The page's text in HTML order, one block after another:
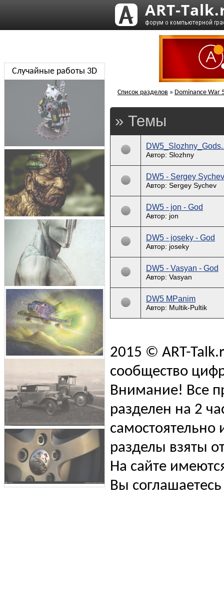
Список разделов » Dominance War
» Темы
Автор: Slozhny
DW5 - Sergey Sychev
Автор: Sergey Sychev
DW5 - jon - God
Автор: jon
DW5 - joseky - God
Автор: joseky
DW5 - Vasyan - God
Автор: Vasyan
DW5 MPanim
Автор: Multik-Pultik
Случайные работы 3D
2015 © ART-
сообщество
Внимание! Все
разделен на 2
самостоятельно
разделы взяты
На сайте
Вы